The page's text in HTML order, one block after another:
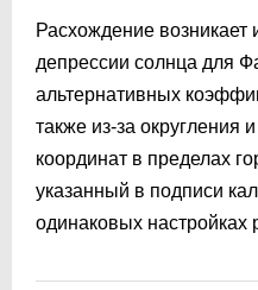
Расхождение возникает
депрессии солнца для
альтернативных
также из-за округления
координат в пределах
указанный в подписи
одинаковых настройках